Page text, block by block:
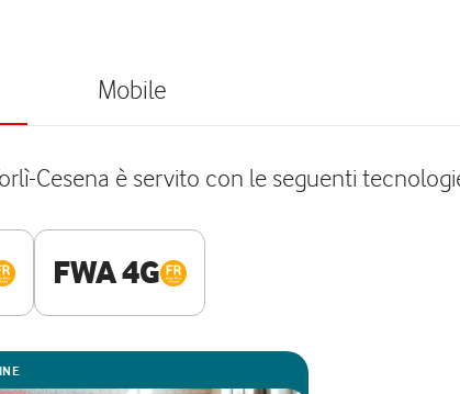
Mobile
Cesena è servito con le seguenti
FWA 4G